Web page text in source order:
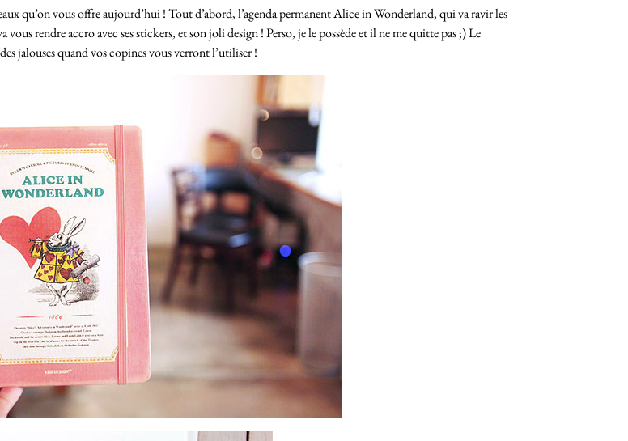
qu’on vous offre aujourd’hui ! Tout d’abord, l’agenda permanent Alice in Wonderland, qui va ravir les
rendre accro avec ses stickers, et son joli design ! Perso, je le possède et il ne me quitte pas ;) Le
jalouses quand vos copines vous verront l’utiliser !